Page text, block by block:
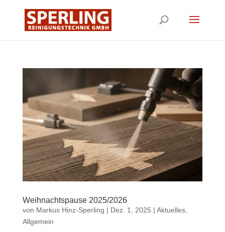
Weihnachtspause 2025/2026
von Markus Hinz-Sperling | Dez. 1, 2025 | Aktuelles,
Allgemein